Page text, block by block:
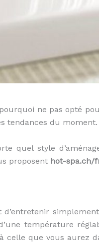
ne pas opté
tendances du moment.
quel style
proposent hot-spa.ch/
température
celle que vous aurez